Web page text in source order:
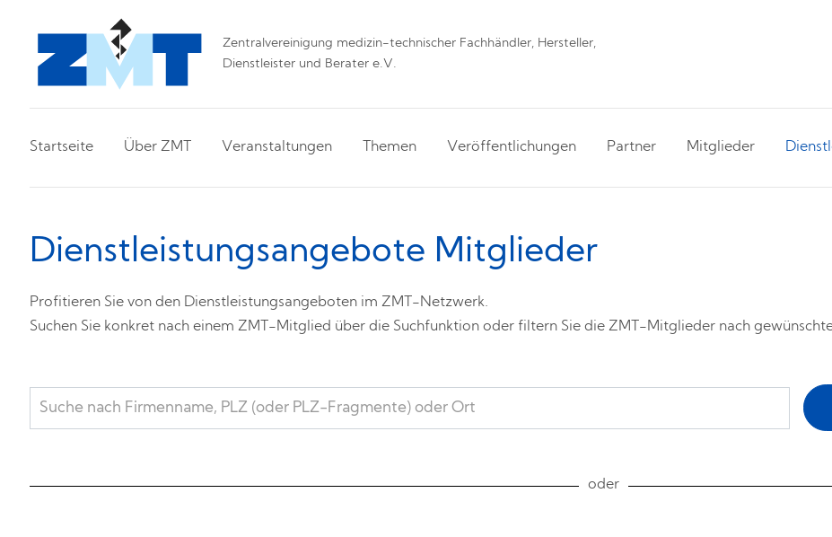
Zentralvereinigung medizin-technischer Fachhändler, Hersteller,
Dienstleister und Berater e.V.
Startseite Über ZMT Veranstaltungen Themen Veröffentlichungen Partner Mitglieder
Dienstleistungsangebote Mitglieder
Profitieren Sie von den Dienstleistungsangeboten im ZMT-Netzwerk.
Suchen Sie konkret nach einem ZMT-Mitglied über die Suchfunktion oder filtern Sie die ZMT-Mitglieder nach
oder